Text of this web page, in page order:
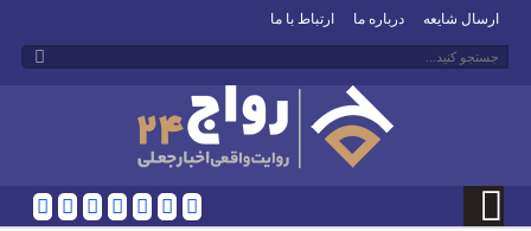
ارسال شایعه درباره ما ارتباط با ما